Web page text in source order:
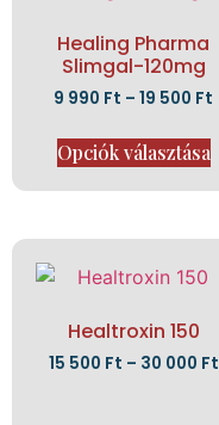
Healing Pharma
Slimgal-120mg
9 990 Ft – 19 500 Ft
Opciók választása
Healtroxin 150
15 500 Ft – 30 000 Ft